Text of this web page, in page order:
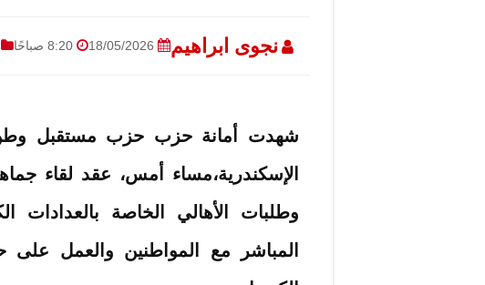
نجوى ابراهيم
شهدت أمانة حزب حزب مستقبل وطن
الإسكندرية،مساء أمس، عقد لقاء
وطلبات الأهالي الخاصة بالعدادات
المباشر مع المواطنين والعمل